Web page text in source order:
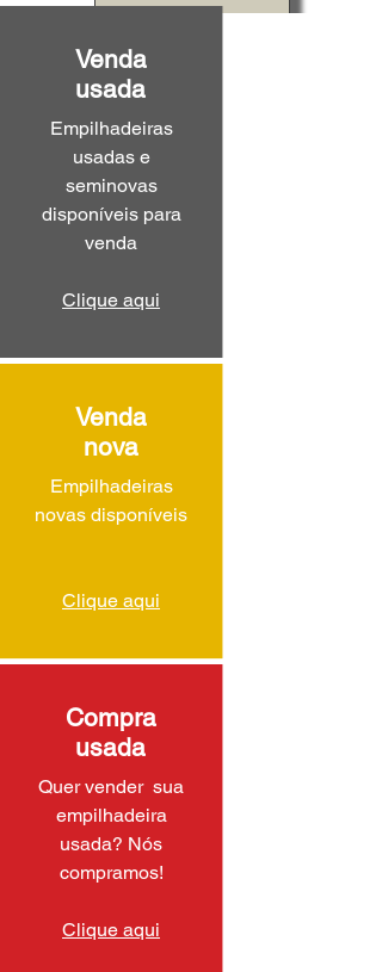
Venda
usada
Empilhadeiras
usadas e
seminovas
disponíveis para
venda
Clique aqui
Venda
nova
Empilhadeiras
novas disponíveis
Clique aqui
Compra
usada
Quer vender sua
empilhadeira
usada? Nós
compramos!
Clique aqui